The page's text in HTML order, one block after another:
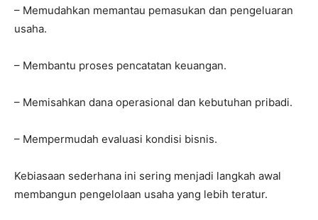
– Memudahkan memantau pemasukan dan pengeluaran
usaha.
– Membantu proses pencatatan keuangan.
– Memisahkan dana operasional dan kebutuhan pribadi.
– Mempermudah evaluasi kondisi bisnis.
Kebiasaan sederhana ini sering menjadi langkah awal
membangun pengelolaan usaha yang lebih teratur.